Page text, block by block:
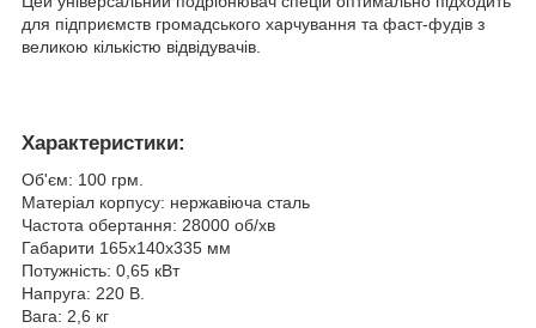
для підприємств громадського харчування та фаст-фудів з
великою кількістю відвідувачів.
Характеристики:
Об'єм: 100 грм.
Матеріал корпусу: нержавіюча сталь
Частота обертання: 28000 об/хв
Габарити 165х140х335 мм
Потужність: 0,65 кВт
Напруга: 220 В.
Вага: 2,6 кг